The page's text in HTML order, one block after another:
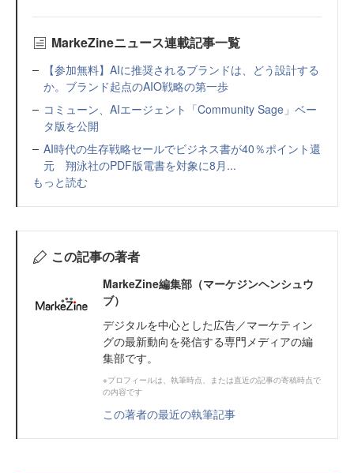
MarkeZineニュース連載記事一覧
【参加無料】AIに推奨されるブランドは、どう設計する
か。ブランド起点のAIO戦略の第一歩
コミューン、AIエージェント「Community Sage」ベー
タ版を公開
AI時代の生存戦略セールでビジネス書が40％ポイント還
元 翔泳社のPDF版電書を対象に8月...
もっと読む
この記事の著者
MarkeZine編集部（マーケジンヘンシュウ
ブ）
デジタルを中心とした広告／マーケティン
グの最新動向を発信する専門メディアの編
集部です。
※プロフィールは、執筆時点、または直近の記事の寄稿時点で
の内容です
この著者の最近の執筆記事